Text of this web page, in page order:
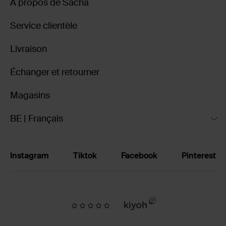
À propos de Sacha
Service clientèle
Livraison
Échanger et retourner
Magasins
BE | Français
Instagram Tiktok Facebook Pinterest